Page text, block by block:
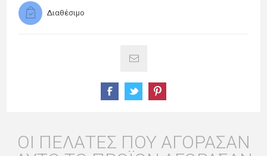
Διαθέσιμο
ΟΙ ΠΕΛΆΤΕΣ ΠΟΥ ΑΓΌΡΑΣΑΝ